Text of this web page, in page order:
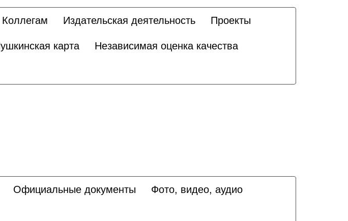
Коллегам Издательская деятельность Проекты
карта Независимая оценка качества
Официальные документы Фото, видео, аудио